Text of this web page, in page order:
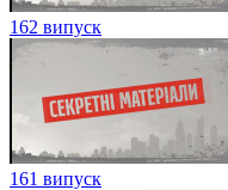
162 випуск
161 випуск